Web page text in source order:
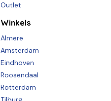
Outlet
Winkels
Almere
Amsterdam
Eindhoven
Roosendaal
Rotterdam